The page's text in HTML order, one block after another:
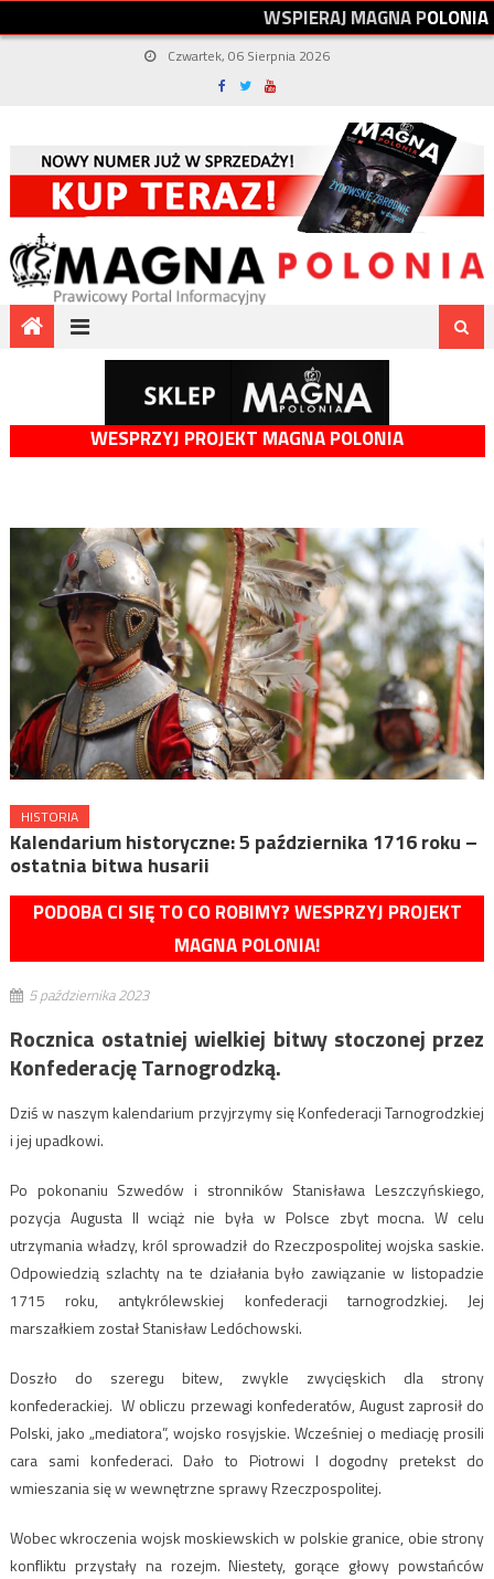
WSPIERAJMAGNAPOLONIA
Czwartek, 06 Sierpnia 2026
WESPRZYJ PROJEKT MAGNA POLONIA
HISTORIA
Kalendarium historyczne: 5 października 1716 roku –
ostatnia bitwa husarii
PODOBA CI SIĘ TO CO ROBIMY? WESPRZYJ PROJEKT
MAGNA POLONIA!
5 października 2023
Rocznica ostatniej wielkiej bitwy stoczonej przez
Konfederację Tarnogrodzką.
Dziś w naszym kalendarium przyjrzymy się Konfederacji Tarnogrodzkiej
i jej upadkowi.
Po pokonaniu Szwedów i stronników Stanisława Leszczyńskiego,
pozycja Augusta II wciąż nie była w Polsce zbyt mocna. W celu
utrzymania władzy, król sprowadził do Rzeczpospolitej wojska saskie.
Odpowiedzią szlachty na te działania było zawiązanie w listopadzie
1715 roku, antykrólewskiej konfederacji tarnogrodzkiej. Jej
marszałkiem został Stanisław Ledóchowski.
Doszło do szeregu bitew, zwykle zwycięskich dla strony
konfederackiej. W obliczu przewagi konfederatów, August zaprosił do
Polski, jako „mediatora”, wojsko rosyjskie. Wcześniej o mediację prosili
cara sami konfederaci. Dało to Piotrowi I dogodny pretekst do
wmieszania się w wewnętrzne sprawy Rzeczpospolitej.
Wobec wkroczenia wojsk moskiewskich w polskie granice, obie strony
konfliktu przystały na rozejm. Niestety, gorące głowy powstańców